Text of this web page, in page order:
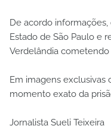
De acordo
Estado de São Paulo e
Verdelândia cometendo
Em imagens exclusivas
momento exato da
Jornalista Sueli Teixeira